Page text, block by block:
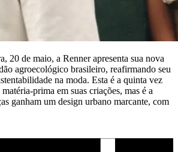
20 de maio, a Renner apresenta sua nova
agroecológico brasileiro, reafirmando seu
na moda. Esta é a quinta vez
prima em suas criações, mas é a
ganham um design urbano marcante, com